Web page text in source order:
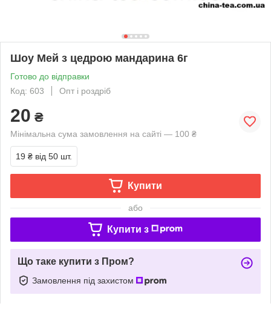
Шоу Мей з цедрою мандарина 6г
Готово до відправки
Код: 603
Опт і роздріб
20 ₴
Мінімальна сума замовлення на сайті — 100 ₴
19 ₴ від 50 шт.
Купити
або
Купити з
Що таке купити з Пром?
Замовлення під захистом